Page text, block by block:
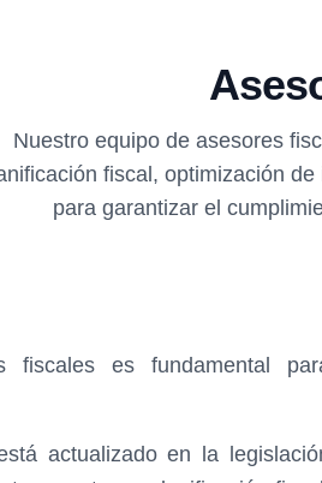
Nuestro equipo de asesores
fiscal, optimización
para garantizar el
fiscales es fundamental
actualizado en la